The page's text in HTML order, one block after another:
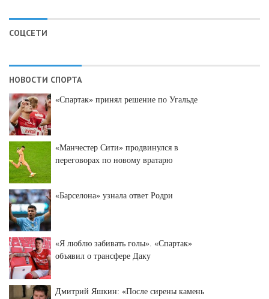
СОЦСЕТИ
НОВОСТИ СПОРТА
«Спартак» принял решение по Угальде
«Манчестер Сити» продвинулся в
переговорах по новому вратарю
«Барселона» узнала ответ Родри
«Я люблю забивать голы». «Спартак»
объявил о трансфере Даку
Дмитрий Яшкин: «После сирены камень